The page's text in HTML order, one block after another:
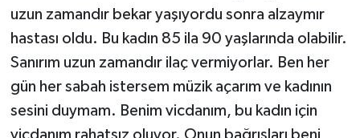
uzun zamandır bekar yaşıyordu sonra alzaymır
hastası oldu. Bu kadın 85 ila 90 yaşlarında olabilir.
Sanırım uzun zamandır ilaç vermiyorlar. Ben her
gün her sabah istersem müzik açarım ve kadının
sesini duymam. Benim vicdanım, bu kadın için